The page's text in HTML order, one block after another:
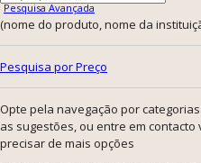
Pesquisa Avançada
(nome do produto, nome da
Pesquisa por Preço
Opte pela navegação por
as sugestões, ou entre em
precisar de mais opções